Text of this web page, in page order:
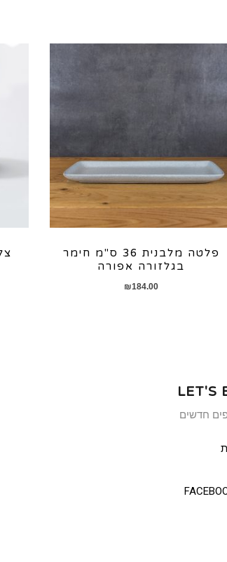
פלטה מלבנית 36 ס"מ חימר
בגלזורה אפורה
₪184.00
LET'S